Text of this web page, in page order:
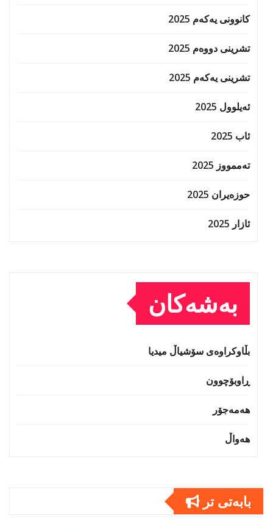
کانوونی یەکەم 2025
تشرینی دووەم 2025
تشرینی یەکەم 2025
ئەیلوول 2025
ئاب 2025
تەممووز 2025
حوزه‌یران 2025
ئازار 2025
بەشەکان
بڵاوکراوەی سۆشیاڵ میدیا
ڕاوبۆچوون
هەمەجۆر
هەواڵ
بابەتى تر